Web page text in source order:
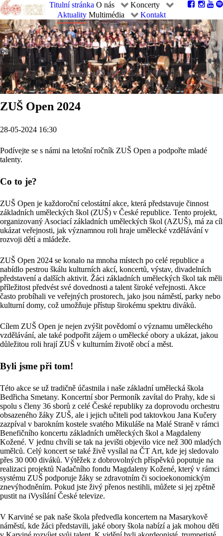
Titulní stránka O nás
Koncerty
Aktuality Multimédia Kontakt
ZUŠ Open 2024
28-05-2024 16:30
Podívejte se s námi na letošní ročník ZUŠ Open a podpořte mladé
talenty.
Co to je?
ZUŠ Open je každoroční celostátní akce, která představuje činnost
základních uměleckých škol (ZUŠ) v České republice. Tento projekt,
organizovaný Asociací základních uměleckých škol (AZUŠ), má za cíl
ukázat veřejnosti, jak významnou roli hraje umělecké vzdělávání v
rozvoji dětí a mládeže.
ZUŠ Open 2024 se konalo na mnoha místech po celé republice a
nabídlo pestrou škálu kulturních akcí, koncertů, výstav, divadelních
představení a dalších aktivit. Žáci základních uměleckých škol tak měli
příležitost předvést své dovednosti a talent široké veřejnosti. Akce
často probíhali ve veřejných prostorech, jako jsou náměstí, parky nebo
kulturní domy, což umožňuje přístup širokému spektru diváků.
Cílem ZUŠ Open je nejen zvýšit povědomí o významu uměleckého
vzdělávání, ale také podpořit zájem o umělecké obory a ukázat, jakou
důležitou roli hrají ZUŠ v kulturním životě obcí a měst.
Byli jsme při tom!
Této akce se už tradičně účastnila i naše základní umělecká škola
Bedřicha Smetany. Koncertní sbor Permoník zavítal do Prahy, kde si
spolu s členy 36 sborů z celé České republiky za doprovodu orchestru
obsazeného žáky ZUŠ, ale i jejich učiteli pod taktovkou Jana Kučery
zazpíval v barokním kostele svatého Mikuláše na Malé Straně v rámci
Benefičního koncertu základních uměleckých škol a Magdaleny
Kožené. V jednu chvíli se tak na jevišti objevilo vice než 300 mladých
umělců. Celý koncert se také živě vysílal na ČT Art, kde jej sledovalo
přes 30 000 diváků. Výtěžek z dobrovolných příspěvků poputuje na
realizaci projektů Nadačního fondu Magdaleny Kožené, který v rámci
systému ZUŠ podporuje žáky se zdravotním či socioekonomickým
znevýhodněním. Pokud jste živý přenos nestihli, můžete si jej zpětně
pustit na iVysílání České televize.
V Karviné se pak naše škola předvedla koncertem na Masarykově
náměstí, kde žáci představili, jaké obory škola nabízí a jak mohou děti